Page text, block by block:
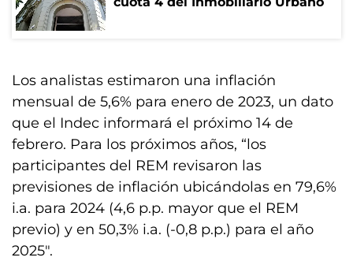
Los analistas estimaron una inflación
mensual de 5,6% para enero de 2023, un dato
que el Indec informará el próximo 14 de
febrero. Para los próximos años, “los
participantes del REM revisaron las
previsiones de inflación ubicándolas en 79,6%
i.a. para 2024 (4,6 p.p. mayor que el REM
previo) y en 50,3% i.a. (-0,8 p.p.) para el año
2025″.